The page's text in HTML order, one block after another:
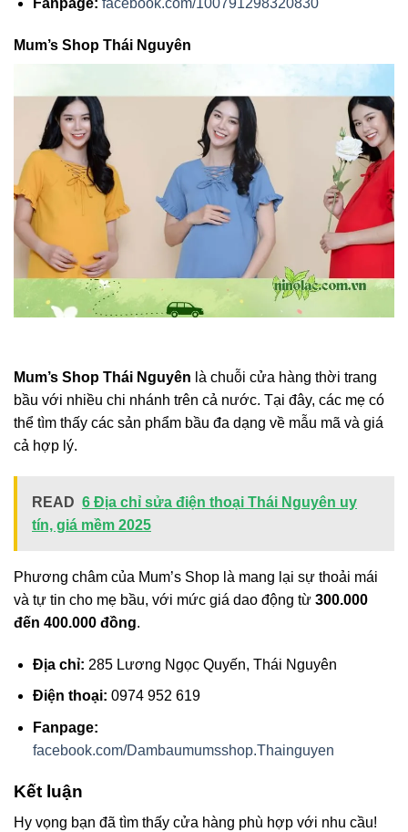
Fanpage: facebook.com/100791298320830
Mum’s Shop Thái Nguyên
Mum’s Shop Thái Nguyên là chuỗi cửa hàng thời trang
bầu với nhiều chi nhánh trên cả nước. Tại đây, các mẹ có
thể tìm thấy các sản phẩm bầu đa dạng về mẫu mã và giá
cả hợp lý.
READ 6 Địa chỉ sửa điện thoại Thái Nguyên uy
tín, giá mềm 2025
Phương châm của Mum’s Shop là mang lại sự thoải mái
và tự tin cho mẹ bầu, với mức giá dao động từ 300.000
đến 400.000 đồng.
Địa chỉ: 285 Lương Ngọc Quyến, Thái Nguyên
Điện thoại: 0974 952 619
Fanpage:
facebook.com/Dambaumumsshop.Thainguyen
Kết luận
Hy vọng bạn đã tìm thấy cửa hàng phù hợp với nhu cầu!